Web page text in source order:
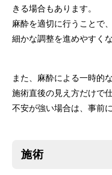
きる場合もあります。
麻酔を適切に行うことで
細かな調整を進めやすくな
また、麻酔による一時的
施術直後の見え方だけで
不安が強い場合は、事前
施術